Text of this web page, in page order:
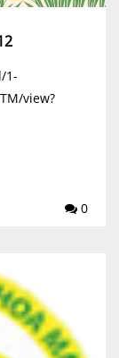
1-
view?
0